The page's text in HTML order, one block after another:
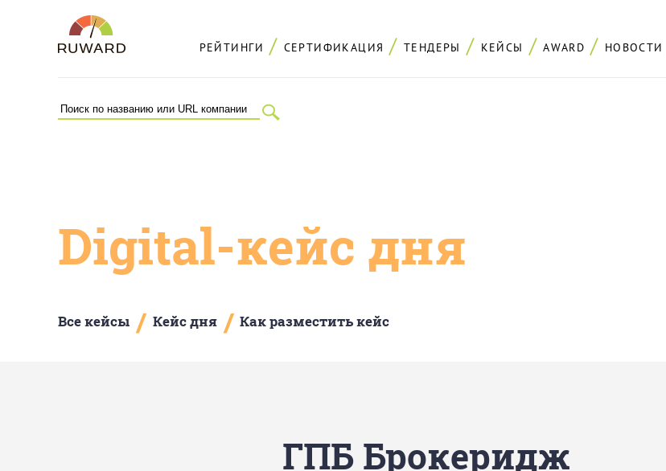
РЕЙТИНГИ СЕРТИФИКАЦИЯ ТЕНДЕРЫ КЕЙСЫ AWARD НОВОСТИ
Digital-кейс дня
Все кейсы / Кейс дня / Как разместить кейс
ГПБ Брокеридж